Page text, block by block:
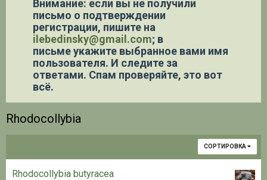
Внимание: если вы не получили
письмо о подтверждении
регистрации, пишите на
ilebedinsky@gmail.com; в
письме укажите выбранное вами имя
пользователя. И следите за
ответами. Спам проверяйте, это вот
всё.
Rhodocollybia
СОРТИРОВКА
Rhodocollybia butyracea